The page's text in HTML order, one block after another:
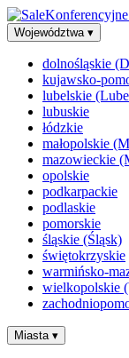
Województwa ▾
dolnośląskie
kujawsko-
lubelskie
lubuskie
łódzkie
małopolskie
mazowieckie
opolskie
podkarpackie
podlaskie
pomorskie
śląskie (Śląsk)
świętokrzyskie
warmińsko-
wielkopolskie
Miasta ▾